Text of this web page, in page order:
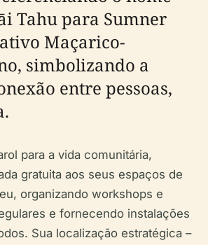
Tahu para Sumner
Maçarico-
simbolizando a
entre pessoas,
para a vida comunitária,
gratuita aos seus espaços de
organizando workshops e
e fornecendo instalações
Sua localização estratégica –